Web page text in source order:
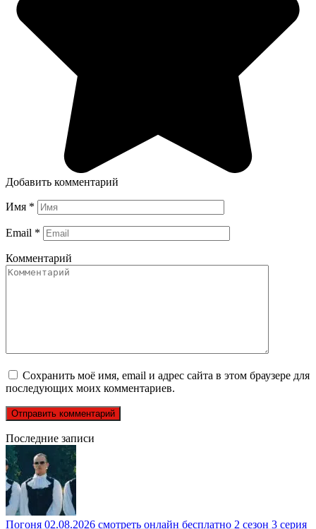
Добавить комментарий
Имя *
Email *
Комментарий
Сохранить моё имя, email и адрес сайта в этом браузере для
последующих моих комментариев.
Последние записи
Погоня 02.08.2026 смотреть онлайн бесплатно 2 сезон 3 серия